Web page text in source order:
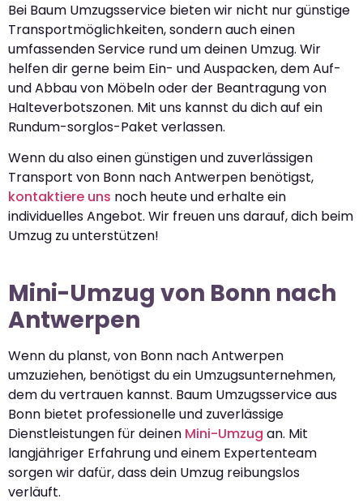
Bei Baum Umzugsservice bieten wir nicht nur günstige
Transportmöglichkeiten, sondern auch einen
umfassenden Service rund um deinen Umzug. Wir
helfen dir gerne beim Ein- und Auspacken, dem Auf-
und Abbau von Möbeln oder der Beantragung von
Halteverbotszonen. Mit uns kannst du dich auf ein
Rundum-sorglos-Paket verlassen.
Wenn du also einen günstigen und zuverlässigen
Transport von Bonn nach Antwerpen benötigst,
kontaktiere uns noch heute und erhalte ein
individuelles Angebot. Wir freuen uns darauf, dich beim
Umzug zu unterstützen!
Mini-Umzug von Bonn nach
Antwerpen
Wenn du planst, von Bonn nach Antwerpen
umzuziehen, benötigst du ein Umzugsunternehmen,
dem du vertrauen kannst. Baum Umzugsservice aus
Bonn bietet professionelle und zuverlässige
Dienstleistungen für deinen Mini-Umzug an. Mit
langjähriger Erfahrung und einem Expertenteam
sorgen wir dafür, dass dein Umzug reibungslos
verläuft.